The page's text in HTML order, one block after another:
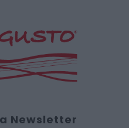
Newsletter